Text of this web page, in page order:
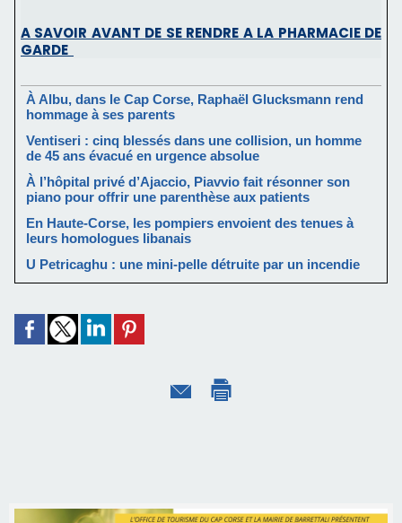
A SAVOIR AVANT DE SE RENDRE A LA PHARMACIE DE
GARDE
À Albu, dans le Cap Corse, Raphaël Glucksmann rend
hommage à ses parents
Ventiseri : cinq blessés dans une collision, un homme
de 45 ans évacué en urgence absolue
À l’hôpital privé d’Ajaccio, Piavvio fait résonner son
piano pour offrir une parenthèse aux patients
En Haute-Corse, les pompiers envoient des tenues à
leurs homologues libanais
U Petricaghu : une mini-pelle détruite par un incendie